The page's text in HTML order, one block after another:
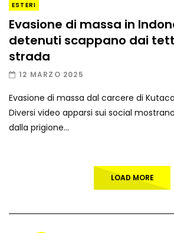
ESTERI
Evasione di massa in
detenuti scappano dai
strada
12 MARZO 2025
Evasione di massa dal carcere di
Diversi video apparsi sui social
dalla prigione...
LOAD MORE